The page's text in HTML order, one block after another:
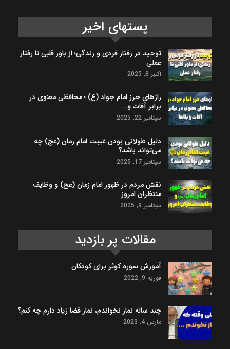
پستهای اخیر
توحید در رفتار فردی و زندگی؛ از باور قلبی تا رفتار
عملی
اکتبر 8, 2025
رازهای حرز امام جواد (ع) ؛ محافظی معنوی در
برابر آفات و…
سپتامبر 22, 2025
دلیل طولانی بودن غیبت امام زمان (عج) چه
می‌تواند باشد؟
سپتامبر 17, 2025
نقش مردم در ظهور امام زمان (عج) و وظایف
منتظران امروز
سپتامبر 9, 2025
مقالات پر بازدید
آموزش سوره کوثر برای کودکان
فوریه 9, 2022
چند ساله نماز نخواندم، نماز قضا زیاد دارم چه کنم؟
مارس 4, 2023